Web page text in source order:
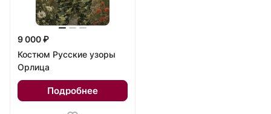
9 000 ₽
Костюм Русские узоры
Орлица
Подробнее